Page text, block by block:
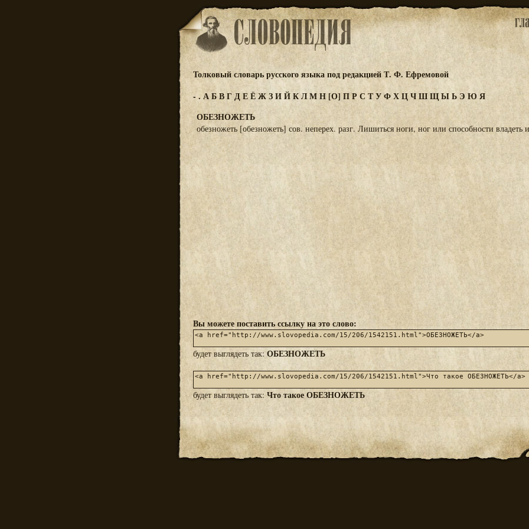
Толковый словарь русского языка под редакцией Т. Ф. Ефремовой
-. АБВГДЕЁЖЗИЙКЛМН[О] ПР С ТУФХЦЧШЩЫЬ Э Ю Я
ОБЕЗНОЖЕТЬ
обезножеть [обезножеть] сов. неперех. разг. Лишиться ноги, ног или способности владеть
Вы можете поставить ссылку на это слово:
будет выглядеть так:ОБЕЗНОЖЕТЬ
будет выглядеть так: Что такое ОБЕЗНОЖЕТЬ